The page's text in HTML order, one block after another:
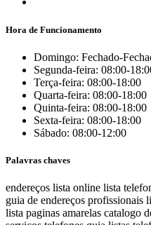
Hora de Funcionamento
Domingo: Fechado-
Segunda-feira: 08:00-
Terça-feira: 08:00-18:00
Quarta-feira: 08:00-18:00
Quinta-feira: 08:00-18:00
Sexta-feira: 08:00-18:00
Sábado: 08:00-12:00
Palavras chaves
endereços lista online lista
guia de endereços profissionais
lista paginas amarelas catalogo